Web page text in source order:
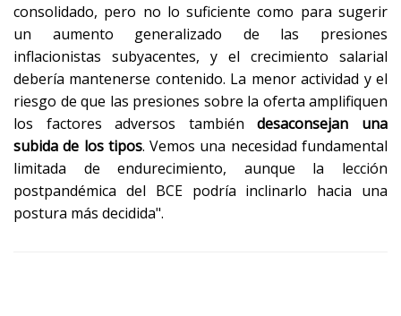
consolidado, pero no lo suficiente como para sugerir
un aumento generalizado de las presiones
inflacionistas subyacentes, y el crecimiento salarial
debería mantenerse contenido. La menor actividad y el
riesgo de que las presiones sobre la oferta amplifiquen
los factores adversos también desaconsejan una
subida de los tipos. Vemos una necesidad fundamental
limitada de endurecimiento, aunque la lección
postpandémica del BCE podría inclinarlo hacia una
postura más decidida".